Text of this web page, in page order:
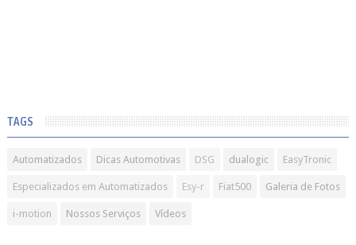
TAGS
Automatizados Dicas Automotivas DSG dualogic EasyTronic
Especializados em Automatizados Esy-r Fiat500 Galeria de Fotos
i-motion Nossos Serviços Vídeos